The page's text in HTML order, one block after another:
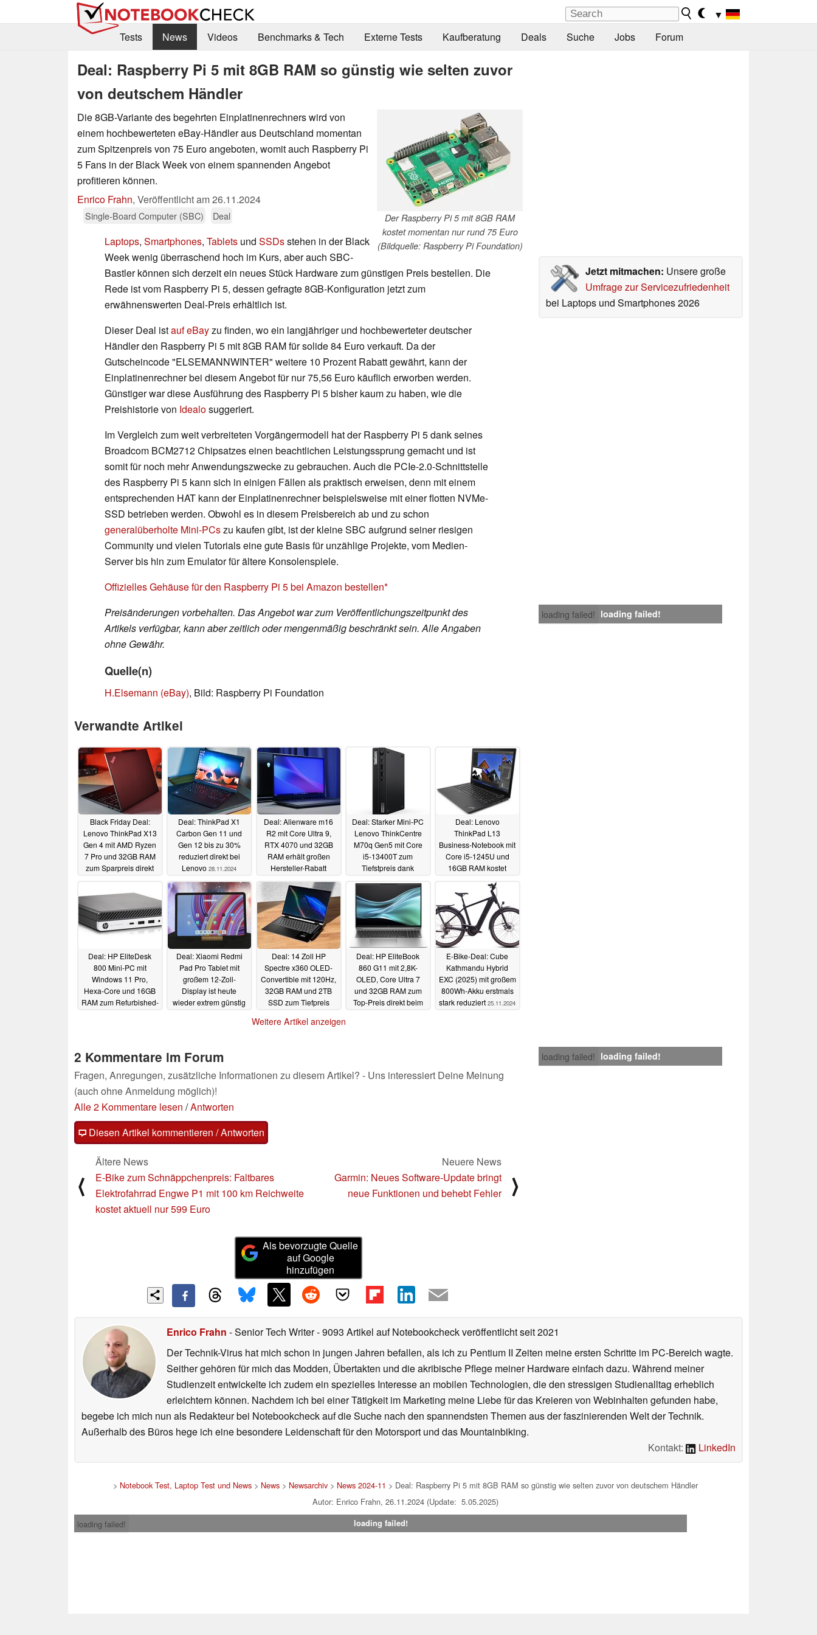
▼
Tests
News Videos Benchmarks & Tech Externe Tests Kaufberatung Deals Suche Jobs Forum
Deal: Raspberry Pi 5 mit 8GB RAM so günstig wie selten zuvor
von deutschem Händler
Der Raspberry Pi 5 mit 8GB RAM
kostet momentan nur rund 75 Euro
(Bildquelle: Raspberry Pi Foundation)
Die 8GB-Variante des begehrten Einplatinenrechners wird von
einem hochbewerteten eBay-Händler aus Deutschland momentan
zum Spitzenpreis von 75 Euro angeboten, womit auch Raspberry Pi
5 Fans in der Black Week von einem spannenden Angebot
profitieren können.
Enrico Frahn, Veröffentlicht am26.11.2024
Single-Board Computer (SBC) Deal
Jetzt mitmachen: Unsere große
Umfrage zur Servicezufriedenheit
bei Laptops und Smartphones 2026
Laptops, Smartphones, Tablets und SSDsstehen in der Black
Week wenig überraschend hoch im Kurs, aber auch SBC-
Bastler können sich derzeit ein neues Stück Hardware zum günstigen Preis bestellen. Die
Rede ist vom Raspberry Pi 5, dessen gefragte 8GB-Konfiguration jetzt zum
erwähnenswerten Deal-Preis erhältlich ist.
Dieser Deal istauf eBayzu finden, wo ein langjähriger und hochbewerteter deutscher
Händler den Raspberry Pi 5 mit 8GB RAM für solide 84 Euro verkauft. Da der
Gutscheincode "ELSEMANNWINTER" weitere 10 Prozent Rabatt gewährt, kann der
Einplatinenrechner bei diesem Angebot für nur 75,56 Euro käuflich erworben werden.
Günstiger war diese Ausführung des Raspberry Pi 5 bisher kaum zu haben, wie die
Preishistorie von Idealosuggeriert.
Im Vergleich zum weit verbreiteten Vorgängermodell hat der Raspberry Pi 5 dank seines
Broadcom BCM2712 Chipsatzes einen beachtlichen Leistungssprung gemacht und ist
somit für noch mehr Anwendungszwecke zu gebrauchen. Auch die PCIe-2.0-Schnittstelle
des Raspberry Pi 5 kann sich in einigen Fällen als praktisch erweisen, denn mit einem
entsprechenden HAT kann der Einplatinenrechner beispielsweise mit einer flotten NVMe-
SSD betrieben werden. Obwohl es in diesem Preisbereich ab und zu schon
generalüberholte Mini-PCszu kaufen gibt, ist der kleine SBC aufgrund seiner riesigen
Community und vielen Tutorials eine gute Basis für unzählige Projekte, vom Medien-
Server bis hin zum Emulator für ältere Konsolenspiele.
Offizielles Gehäuse für den Raspberry Pi 5 bei Amazon bestellen
loading failed! loading failed!
Preisänderungen vorbehalten. Das Angebot war zum Veröffentlichungszeitpunkt des
Artikels verfügbar, kann aber zeitlich oder mengenmäßig beschränkt sein. Alle Angaben
ohne Gewähr.
Quelle(n)
H.Elsemann (eBay), Bild: Raspberry Pi Foundation
Verwandte Artikel
Black Friday Deal:
Lenovo ThinkPad X13
Gen 4 mit AMD Ryzen
7 Pro und 32GB RAM
zum Sparpreis direkt
28.11.2024
Deal: ThinkPad X1
Carbon Gen 11 und
Gen 12 bis zu 30%
reduziert direkt bei
Lenovo 28.11.2024
Deal: Alienware m16
R2 mit Core Ultra 9,
RTX 4070 und 32GB
RAM erhält großen
Hersteller-Rabatt
28.11.2024
Deal: Starker Mini-PC
Lenovo ThinkCentre
M70q Gen5 mit Core
i5-13400T zum
Tiefstpreis dank
28.11.2024
Deal: Lenovo
ThinkPad L13
Business-Notebook mit
Core i5-1245U und
16GB RAM kostet
27.11.2024
Deal: HP EliteDesk
800 Mini-PC mit
Windows 11 Pro,
Hexa-Core und 16GB
RAM zum Refurbished-
Deal: Xiaomi Redmi
Pad Pro Tablet mit
großem 12-Zoll-
Display ist heute
wieder extrem günstig
Deal: 14 Zoll HP
Spectre x360 OLED-
Convertible mit 120Hz,
32GB RAM und 2TB
SSD zum Tiefpreis
Deal: HP EliteBook
860 G11 mit 2,8K-
OLED, Core Ultra 7
und 32GB RAM zum
Top-Preis direkt beim
E-Bike-Deal: Cube
Kathmandu Hybrid
EXC (2025) mit großem
800Wh-Akku erstmals
stark reduziert 25.11.2024
Weitere Artikel anzeigen
loading failed! loading failed!
2 Kommentare im Forum
Fragen, Anregungen, zusätzliche Informationen zu diesem Artikel? - Uns interessiert Deine Meinung
(auch ohne Anmeldung möglich)!
Alle 2 Kommentare lesen /Antworten
Diesen Artikel kommentieren / Antworten
⟨
Ältere News
E-Bike zum Schnäppchenpreis: Faltbares
Elektrofahrrad Engwe P1 mit 100 km Reichweite
kostet aktuell nur 599 Euro
Neuere News
Garmin: Neues Software-Update bringt
neue Funktionen und behebt Fehler
⟩
Als bevorzugte Quelle
auf Google
hinzufügen
Enrico Frahn - Senior Tech Writer- 9093 Artikel auf Notebookcheck veröffentlichtseit 2021
Der Technik-Virus hat mich schon in jungen Jahren befallen, als ich zu Pentium II Zeiten meine ersten Schritte im PC-Bereich wagte.
Seither gehören für mich das Modden, Übertakten und die akribische Pflege meiner Hardware einfach dazu. Während meiner
Studienzeit entwickelte ich zudem ein spezielles Interesse an mobilen Technologien, die den stressigen Studienalltag erheblich
erleichtern können. Nachdem ich bei einer Tätigkeit im Marketing meine Liebe für das Kreieren von Webinhalten gefunden habe,
begebe ich mich nun als Redakteur bei Notebookcheck auf die Suche nach den spannendsten Themen aus der faszinierenden Welt der Technik.
Außerhalb des Büros hege ich eine besondere Leidenschaft für den Motorsport und das Mountainbiking.
Kontakt:
LinkedIn
> Notebook Test, Laptop Test und News > News > Newsarchiv > News 2024-11 > Deal: Raspberry Pi 5 mit 8GB RAM so günstig wie selten zuvor von deutschem Händler
Autor: Enrico Frahn, 26.11.2024 (Update: 5.05.2025)
loading failed!
loading failed!